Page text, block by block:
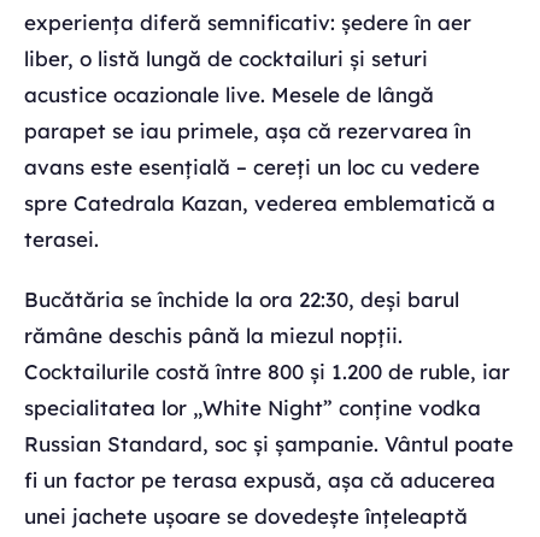
experiența diferă semnificativ: ședere în aer
liber, o listă lungă de cocktailuri și seturi
acustice ocazionale live. Mesele de lângă
parapet se iau primele, așa că rezervarea în
avans este esențială – cereți un loc cu vedere
spre Catedrala Kazan, vederea emblematică a
terasei.
Bucătăria se închide la ora 22:30, deși barul
rămâne deschis până la miezul nopții.
Cocktailurile costă între 800 și 1.200 de ruble, iar
specialitatea lor „White Night” conține vodka
Russian Standard, soc și șampanie. Vântul poate
fi un factor pe terasa expusă, așa că aducerea
unei jachete ușoare se dovedește înțeleaptă